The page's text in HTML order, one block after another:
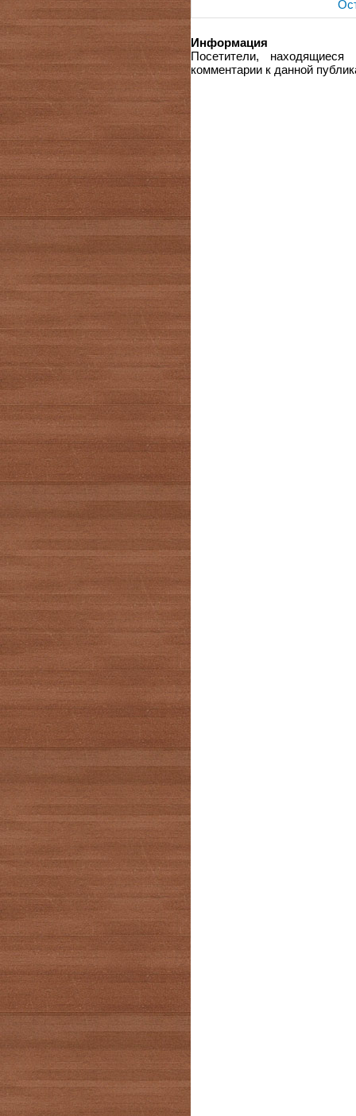
Информация
Посетители,
комментарии к данной